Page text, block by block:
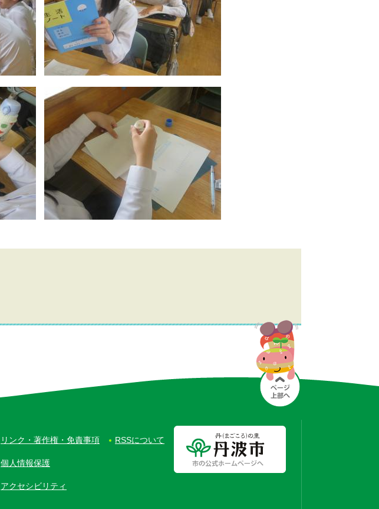
リンク・著作権・免責事項 RSSについて
個人情報保護
アクセシビリティ